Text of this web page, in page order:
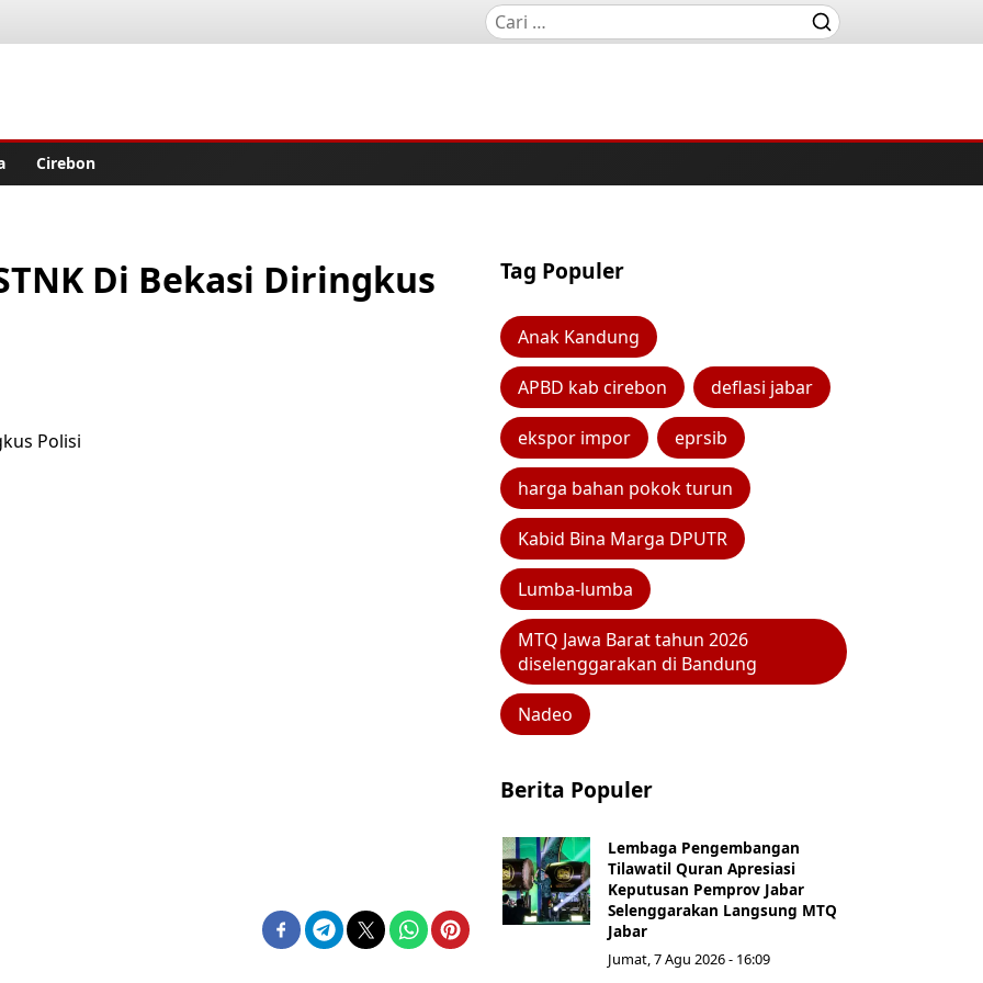
Cirebon
Di Bekasi Diringkus
Tag Populer
Anak Kandung
APBD kab cirebon deflasi jabar
ekspor impor eprsib
harga bahan pokok turun
Kabid Bina Marga DPUTR
Lumba-lumba
MTQ Jawa Barat tahun 2026
diselenggarakan di Bandung
Nadeo
Berita Populer
Lembaga Pengembangan
Tilawatil Quran Apresiasi
Keputusan Pemprov Jabar
Selenggarakan Langsung MTQ
Jabar
Jumat, 7 Agu 2026 - 16:09